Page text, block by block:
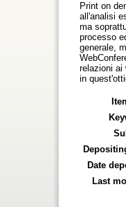
Print on
all'analisi
ma
processo
generale,
relazioni ai
in
Date
Last